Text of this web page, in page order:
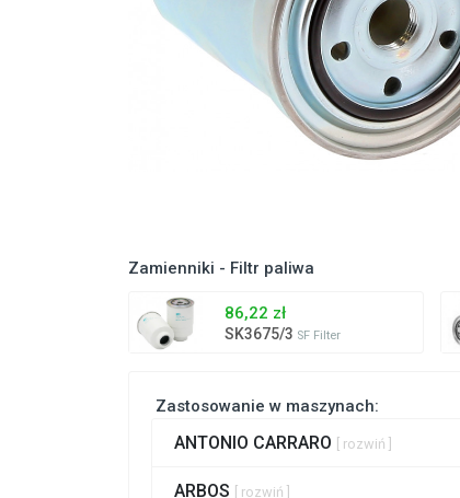
Zamienniki - Filtr paliwa
86,22 zł
SK3675/3 SF Filter
Zastosowanie w maszynach:
ANTONIO CARRARO [ rozwiń ]
ARBOS [ rozwiń ]